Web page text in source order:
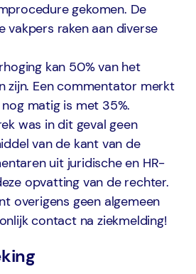
gekomen. De
vakpers raken aan diverse
kan 50% van het
zijn. Een commentator merkt
matig is met 35%.
was in dit geval geen
van de kant van de
uit juridische en HR-
opvatting van de rechter.
overigens geen algemeen
contact na ziekmelding!